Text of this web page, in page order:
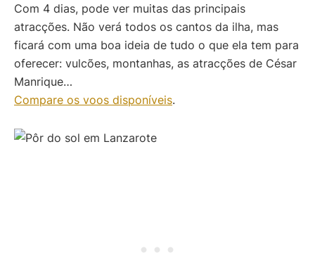
Com 4 dias, pode ver muitas das principais
atracções. Não verá todos os cantos da ilha, mas
ficará com uma boa ideia de tudo o que ela tem para
oferecer: vulcões, montanhas, as atracções de César
Manrique…
Compare os voos disponíveis.